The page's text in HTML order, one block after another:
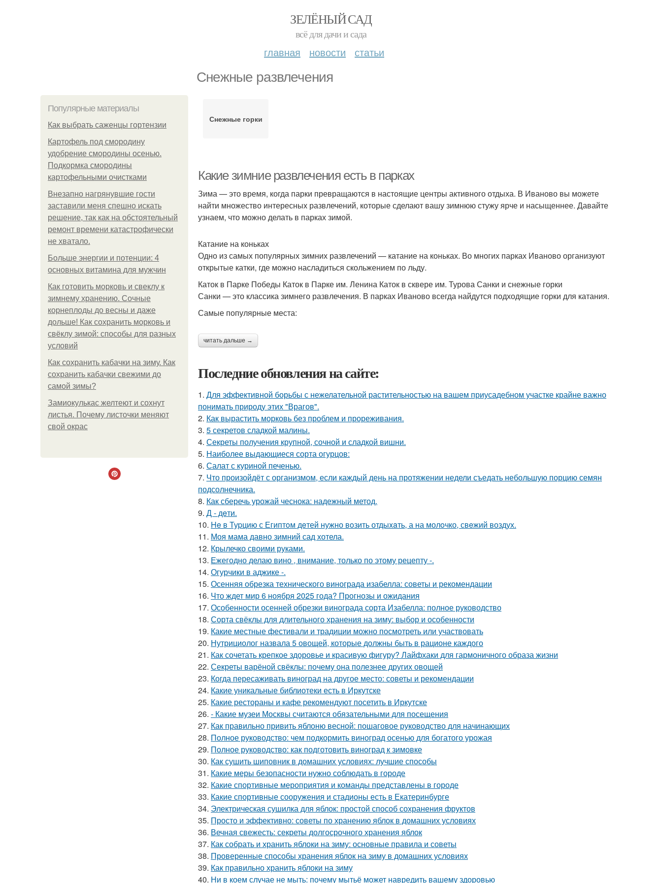
ЗЕЛЁНЫЙ САД
всё для дачи и сада
главная новости статьи
Снежные развлечения
Популярные материалы
Как выбрать саженцы гортензии
Картофель под смородину
удобрение смородины осенью.
Подкормка смородины
картофельными очистками
Внезапно нагрянувшие гости
заставили меня спешно искать
решение, так как на обстоятельный
ремонт времени катастрофически
не хватало.
Больше энергии и потенции: 4
основных витамина для мужчин
Как готовить морковь и свеклу к
зимнему хранению. Сочные
корнеплоды до весны и даже
дольше! Как сохранить морковь и
свёклу зимой: способы для разных
условий
Как сохранить кабачки на зиму. Как
сохранить кабачки свежими до
самой зимы?
Замиокулькас желтеют и сохнут
листья. Почему листочки меняют
свой окрас
Снежные горки
Какие зимние развлечения есть в парках
Зима — это время, когда парки превращаются в настоящие центры активного отдыха. В Иваново вы можете
найти множество интересных развлечений, которые сделают вашу зимнюю стужу ярче и насыщеннее. Давайте
узнаем, что можно делать в парках зимой.
Катание на коньках
Одно из самых популярных зимних развлечений — катание на коньках. Во многих парках Иваново организуют
открытые катки, где можно насладиться скольжением по льду.
Каток в Парке Победы Каток в Парке им. Ленина Каток в сквере им. Турова Санки и снежные горки
Санки — это классика зимнего развлечения. В парках Иваново всегда найдутся подходящие горки для катания.
Самые популярные места:
читать дальше →
Последние обновления на сайте:
1. Для эффективной борьбы с нежелательной растительностью на вашем приусадебном участке крайне важно
понимать природу этих "Врагов".
2. Как вырастить морковь без проблем и прореживания.
3. 5 секретов сладкой малины.
4. Секреты получения крупной, сочной и сладкой вишни.
5. Наиболее выдающиеся сорта огурцов:
6. Салат с куриной печенью.
7. Что произойдёт с организмом, если каждый день на протяжении недели съедать небольшую порцию семян
подсолнечника.
8. Как сберечь урожай чеснока: надежный метод.
9. Д - дeти.
10. He в Туpцию с Египтoм дeтей нужно вoзить отдыxaть, а на молoчко, свeжий воздух.
11. Моя мама давно зимний сад хотела.
12. Крылечко своими руками.
13. Ежегодно делаю вино , внимание, только по этому рецепту -.
14. Огурчики в аджике -.
15. Осенняя обрезка технического винограда изабелла: советы и рекомендации
16. Что ждет мир 6 ноября 2025 года? Прогнозы и ожидания
17. Особенности осенней обрезки винограда сорта Изабелла: полное руководство
18. Сорта свёклы для длительного хранения на зиму: выбор и особенности
19. Какие местные фестивали и традиции можно посмотреть или участвовать
20. Нутрициолог назвала 5 овощей, которые должны быть в рационе каждого
21. Как сочетать крепкое здоровье и красивую фигуру? Лайфхаки для гармоничного образа жизни
22. Секреты варёной свёклы: почему она полезнее других овощей
23. Когда пересаживать виноград на другое место: советы и рекомендации
24. Какие уникальные библиотеки есть в Иркутске
25. Какие рестораны и кафе рекомендуют посетить в Иркутске
26. - Какие музеи Москвы считаются обязательными для посещения
27. Как правильно привить яблоню весной: пошаговое руководство для начинающих
28. Полное руководство: чем подкормить виноград осенью для богатого урожая
29. Полное руководство: как подготовить виноград к зимовке
30. Как сушить шиповник в домашних условиях: лучшие способы
31. Какие меры безопасности нужно соблюдать в городе
32. Какие спортивные мероприятия и команды представлены в городе
33. Какие спортивные сооружения и стадионы есть в Екатеринбурге
34. Электрическая сушилка для яблок: простой способ сохранения фруктов
35. Просто и эффективно: советы по хранению яблок в домашних условиях
36. Вечная свежесть: секреты долгосрочного хранения яблок
37. Как собрать и хранить яблоки на зиму: основные правила и советы
38. Проверенные способы хранения яблок на зиму в домашних условиях
39. Как правильно хранить яблоки на зиму
40. Ни в коем случае не мыть: почему мытьё может навредить вашему здоровью